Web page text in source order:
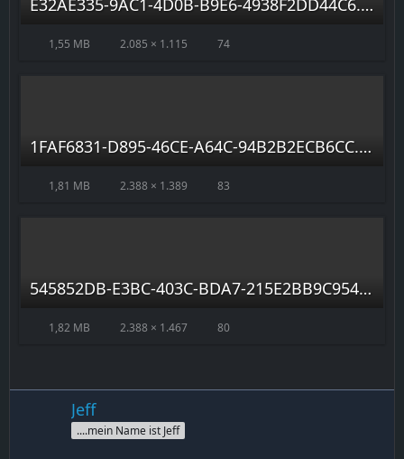
E32AE335-9AC1-4D0B-B9E6-4938F2DD44C6.jpeg
1,55 MB 2.085 × 1.115 74
1FAF6831-D895-46CE-A64C-94B2B2ECB6CC.jpeg
1,81 MB 2.388 × 1.389 83
545852DB-E3BC-403C-BDA7-215E2BB9C954.jpeg
1,82 MB 2.388 × 1.467 80
Jeff
....mein Name ist Jeff